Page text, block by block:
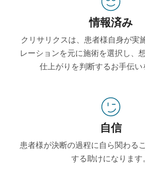
情報済み
クリサリクスは、患者様自身が実
レーションを元に施術を選択し、
仕上がりを判断するお手伝い
自信
患者様が決断の過程に自ら関わる
する助けになります。